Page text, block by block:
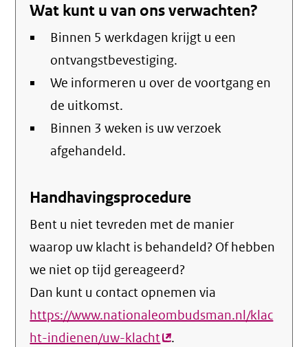
Wat kunt u van ons verwachten?
Binnen 5 werkdagen krijgt u een
ontvangstbevestiging.
We informeren u over de voortgang en
de uitkomst.
Binnen 3 weken is uw verzoek
afgehandeld.
Handhavingsprocedure
Bent u niet tevreden met de manier
waarop uw klacht is behandeld? Of hebben
we niet op tijd gereageerd?
Dan kunt u contact opnemen via
https://www.nationaleombudsman.nl/klac
ht-indienen/uw-klacht(externe
.